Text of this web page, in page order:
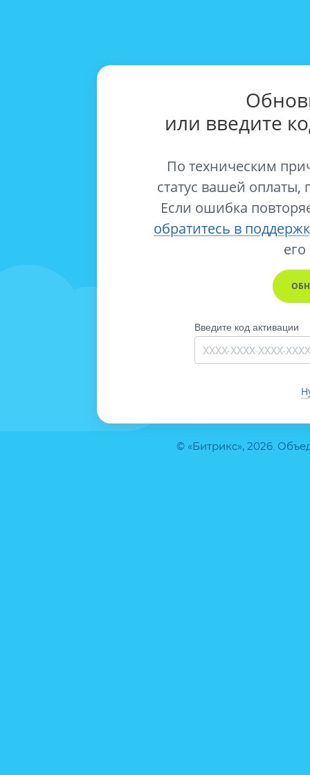
© «Битрикс», 2026.
или введите
По техническим
статус вашей оплаты,
Если ошибка
обратитесь в
его
Введите код активации